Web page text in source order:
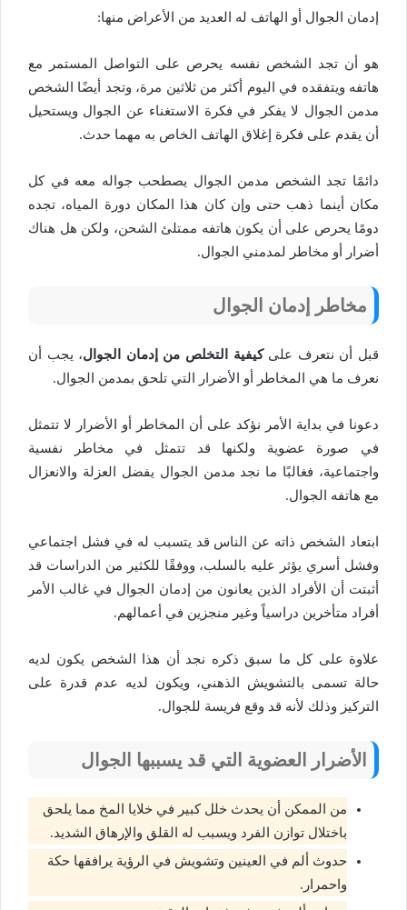
إدمان الجوال أو الهاتف له العديد من الأعراض منها:
هو أن تجد الشخص نفسه يحرص على التواصل المستمر مع
هاتفه ويتفقده في اليوم أكثر من ثلاثين مرة، وتجد أيضًا الشخص
مدمن الجوال لا يفكر في فكرة الاستغناء عن الجوال ويستحيل
أن يقدم على فكرة إغلاق الهاتف الخاص به مهما حدث.
دائمًا تجد الشخص مدمن الجوال يصطحب جواله معه في كل
مكان أينما ذهب حتى وإن كان هذا المكان دورة المياه، تجده
دومًا يحرص على أن يكون هاتفه ممتلئ الشحن، ولكن هل هناك
أضرار أو مخاطر لمدمني الجوال.
مخاطر إدمان الجوال
قبل أن نتعرف علىكيفية التخلص من إدمان الجوال، يجب أن
نعرف ما هي المخاطر أو الأضرار التي تلحق بمدمن الجوال.
دعونا في بداية الأمر نؤكد على أن المخاطر أو الأضرار لا تتمثل
في صورة عضوية ولكنها قد تتمثل في مخاطر نفسية
واجتماعية، فغالبًا ما نجد مدمن الجوال يفضل العزلة والانعزال
مع هاتفه الجوال.
ابتعاد الشخص ذاته عن الناس قد يتسبب له في فشل اجتماعي
وفشل أسري يؤثر عليه بالسلب، ووفقًا للكثير من الدراسات قد
أثبتت أن الأفراد الذين يعانون من إدمان الجوال في غالب الأمر
أفراد متأخرين دراسياً وغير منجزين في أعمالهم.
علاوة على كل ما سبق ذكره نجد أن هذا الشخص يكون لديه
حالة تسمى بالتشويش الذهني، ويكون لديه عدم قدرة على
التركيز وذلك لأنه قد وقع فريسة للجوال.
الأضرار العضوية التي قد يسببها الجوال
من الممكن أن يحدث خلل كبير في خلايا المخ مما يلحق
باختلال توازن الفرد ويسبب له القلق والإرهاق الشديد.
حدوث ألم في العينين وتشويش في الرؤية يرافقها حكة
واحمرار.